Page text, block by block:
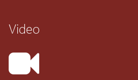
Video